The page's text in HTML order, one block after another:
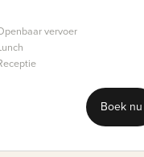
vervoer
Boek nu